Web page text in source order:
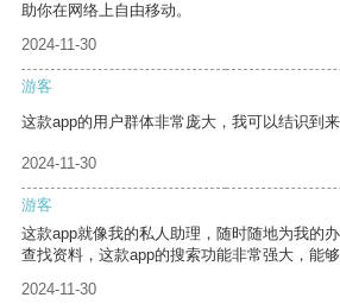
助你在网络上自由移动。
2024-11-30
游客
这款app的用户群体非常庞大，我可以结识到来
2024-11-30
游客
这款app就像我的私人助理，随时随地为我的
查找资料，这款app的搜索功能非常强大，能
2024-11-30